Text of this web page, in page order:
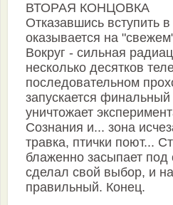
ВТОРАЯ КОНЦОВКА
Отказавшись вступить
оказывается на
Вокруг - сильная
несколько десятков
последовательном
запускается
уничтожает
Сознания и... зона
травка, птички поют...
блаженно засыпает
сделал свой выбор, и
правильный. Конец.